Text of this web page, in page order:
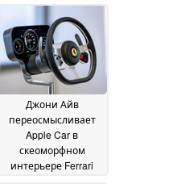
Джони Айв
переосмысливает
Apple Car в
скеоморфном
интерьере Ferrari
Luce, отвергая